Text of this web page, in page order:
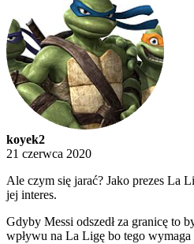
koyek2
21 czerwca 2020
Ale czym się jarać? Jako prezes La
jej interes.
Gdyby Messi odszedł za granicę to
wpływu na La Ligę bo tego wymaga